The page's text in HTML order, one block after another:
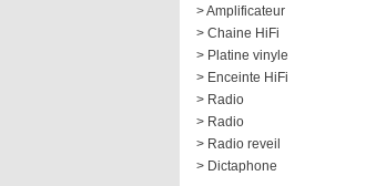
> Amplificateur
> Chaine HiFi
> Platine vinyle
> Enceinte HiFi
> Radio
> Radio
> Radio reveil
> Dictaphone